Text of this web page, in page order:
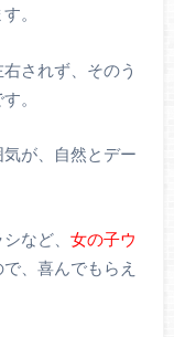
。
されず、そのう
。
が、自然とデー
など、 女の子ウ
で、喜んでもらえ